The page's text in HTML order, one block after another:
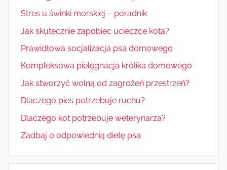
Stres u świnki morskiej – poradnik
Jak skutecznie zapobiec ucieczce kota?
Prawidłowa socjalizacja psa domowego
Kompleksowa pielęgnacja królika domowego
Jak stworzyć wolną od zagrożeń przestrzeń?
Dlaczego pies potrzebuje ruchu?
Dlaczego kot potrzebuje weterynarza?
Zadbaj o odpowiednią dietę psa